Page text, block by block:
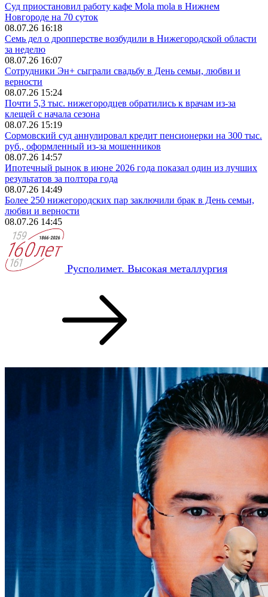
Суд приостановил работу кафе Mola mola в Нижнем
Новгороде на 70 суток
08.07.26 16:18
Семь дел о дропперстве возбудили в Нижегородской области
за неделю
08.07.26 16:07
Сотрудники Эн+ сыграли свадьбу в День семьи, любви и
верности
08.07.26 15:24
Почти 5,3 тыс. нижегородцев обратились к врачам из‑за
клещей с начала сезона
08.07.26 15:19
Сормовский суд аннулировал кредит пенсионерки на 300 тыс.
руб., оформленный из‑за мошенников
08.07.26 14:57
Ипотечный рынок в июне 2026 года показал один из лучших
результатов за полтора года
08.07.26 14:49
Более 250 нижегородских пар заключили брак в День семьи,
любви и верности
08.07.26 14:45
Русполимет. Высокая металлургия